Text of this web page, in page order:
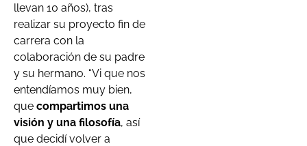
llevan 10 años), tras
realizar su proyecto fin de
carrera con la
colaboración de su padre
y su hermano. “Vi que nos
entendíamos muy bien,
que compartimos una
visión y una filosofía, así
que decidí volver a